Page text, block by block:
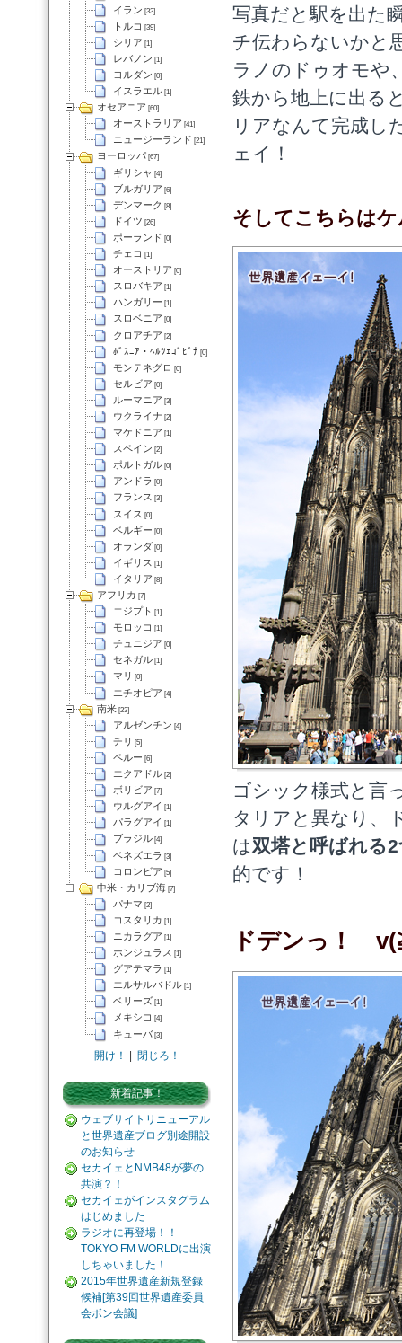
イラン [33]
トルコ [39]
シリア [1]
レバノン [1]
ヨルダン [0]
イスラエル [1]
オセアニア [60]
オーストラリア [41]
ニュージーランド [21]
ヨーロッパ [67]
ギリシャ [4]
ブルガリア [6]
デンマーク [8]
ドイツ [26]
ポーランド [0]
チェコ [1]
オーストリア [0]
スロバキア [1]
ハンガリー [1]
スロベニア [0]
クロアチア [2]
ﾎﾞｽﾆｱ・ﾍﾙﾂｪｺﾞﾋﾞﾅ [0]
モンテネグロ [0]
セルビア [0]
ルーマニア [3]
ウクライナ [2]
マケドニア [1]
スペイン [2]
ポルトガル [0]
アンドラ [0]
フランス [3]
スイス [0]
ベルギー [0]
オランダ [0]
イギリス [1]
イタリア [8]
アフリカ [7]
エジプト [1]
モロッコ [1]
チュニジア [0]
セネガル [1]
マリ [0]
エチオピア [4]
南米 [23]
アルゼンチン [4]
チリ [5]
ペルー [6]
エクアドル [2]
ボリビア [7]
ウルグアイ [1]
パラグアイ [1]
ブラジル [4]
ベネズエラ [3]
コロンビア [5]
中米・カリブ海 [7]
パナマ [2]
コスタリカ [1]
ニカラグア [1]
ホンジュラス [1]
グアテマラ [1]
エルサルバドル [1]
ベリーズ [1]
メキシコ [4]
キューバ [3]
開け！ | 閉じろ！
新着記事！
ウェブサイトリニューアル
と世界遺産ブログ別途開設
のお知らせ
セカイェとNMB48が夢の
共演？！
セカイェがインスタグラム
はじめました
ラジオに再登場！！
TOKYO FM WORLDに出演
しちゃいました！
2015年世界遺産新規登録
候補[第39回世界遺産委員
会ボン会議]
写真だと駅を出た
チ伝わらないかと
ラノのドゥオモや
鉄から地上に出る
リアなんて完成し
ェイ！
そしてこちらは
ゴシック様式と言
タリアと異なり、
は双塔と呼ばれる
的です！
ドデンっ！